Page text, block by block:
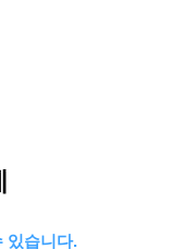
있습니다.